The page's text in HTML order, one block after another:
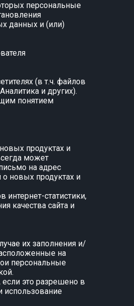
персональные
данных и (или)
(в т.ч. файлов
и других).
понятием
продуктах и
может
на адрес
новых продуктах и
статистики,
качества сайта и
их заполнения и/
на
персональные
это разрешено в
использование